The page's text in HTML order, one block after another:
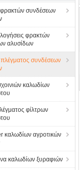
συνδέσεων
φρακτών
αλυσίδων
συνδέσεων
καλωδίων
φίλτρων
καλωδίων αγροτικών
καλωδίων ξυραφιών